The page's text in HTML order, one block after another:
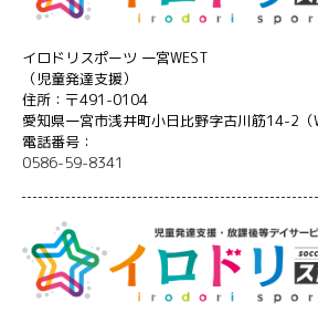
イロドリスポーツ 一宮WEST
（児童発達支援）
住所：〒491-0104
愛知県一宮市浅井町小日比野字古川筋14-2（
電話番号：
0586-59-8341